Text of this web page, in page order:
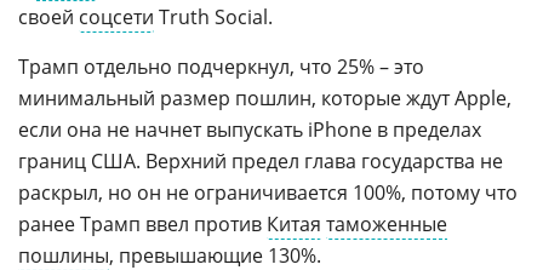
своей соцсети Truth Social.
Трамп отдельно подчеркнул, что 25% – это
минимальный размер пошлин, которые ждут Apple,
если она не начнет выпускать iPhone в пределах
границ США. Верхний предел глава государства не
раскрыл, но он не ограничивается 100%, потому что
ранее Трамп ввел против Китая таможенные
пошлины, превышающие 130%.